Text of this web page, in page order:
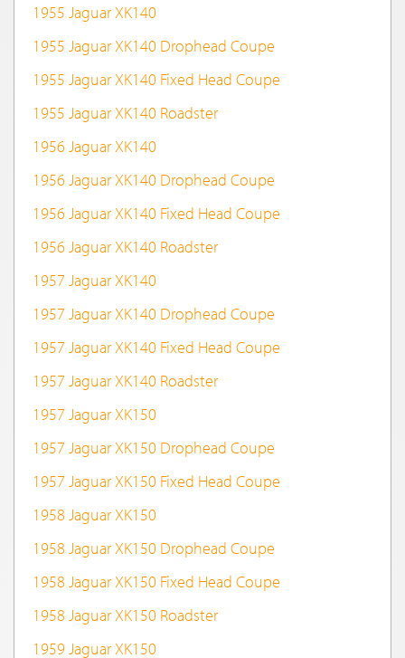
1955 Jaguar XK140
1955 Jaguar XK140 Drophead Coupe
1955 Jaguar XK140 Fixed Head Coupe
1955 Jaguar XK140 Roadster
1956 Jaguar XK140
1956 Jaguar XK140 Drophead Coupe
1956 Jaguar XK140 Fixed Head Coupe
1956 Jaguar XK140 Roadster
1957 Jaguar XK140
1957 Jaguar XK140 Drophead Coupe
1957 Jaguar XK140 Fixed Head Coupe
1957 Jaguar XK140 Roadster
1957 Jaguar XK150
1957 Jaguar XK150 Drophead Coupe
1957 Jaguar XK150 Fixed Head Coupe
1958 Jaguar XK150
1958 Jaguar XK150 Drophead Coupe
1958 Jaguar XK150 Fixed Head Coupe
1958 Jaguar XK150 Roadster
1959 Jaguar XK150